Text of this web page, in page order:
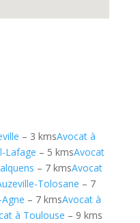
– 3 kmsAvocat à
Lafage – 5 kmsAvocat
– 7 kmsAvocat
Tolosane – 7
– 7 kmsAvocat à
à Toulouse – 9 kms